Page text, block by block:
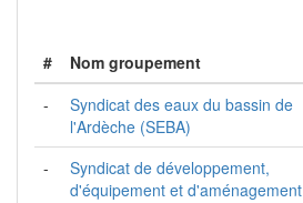
# Nom groupement
-
Syndicat des eaux du bassin de
l'Ardèche (SEBA)
-
Syndicat de développement,
d'équipement et d'aménagement